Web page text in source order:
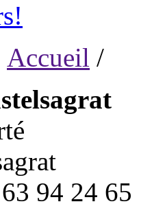
Accueil /
94 24 65